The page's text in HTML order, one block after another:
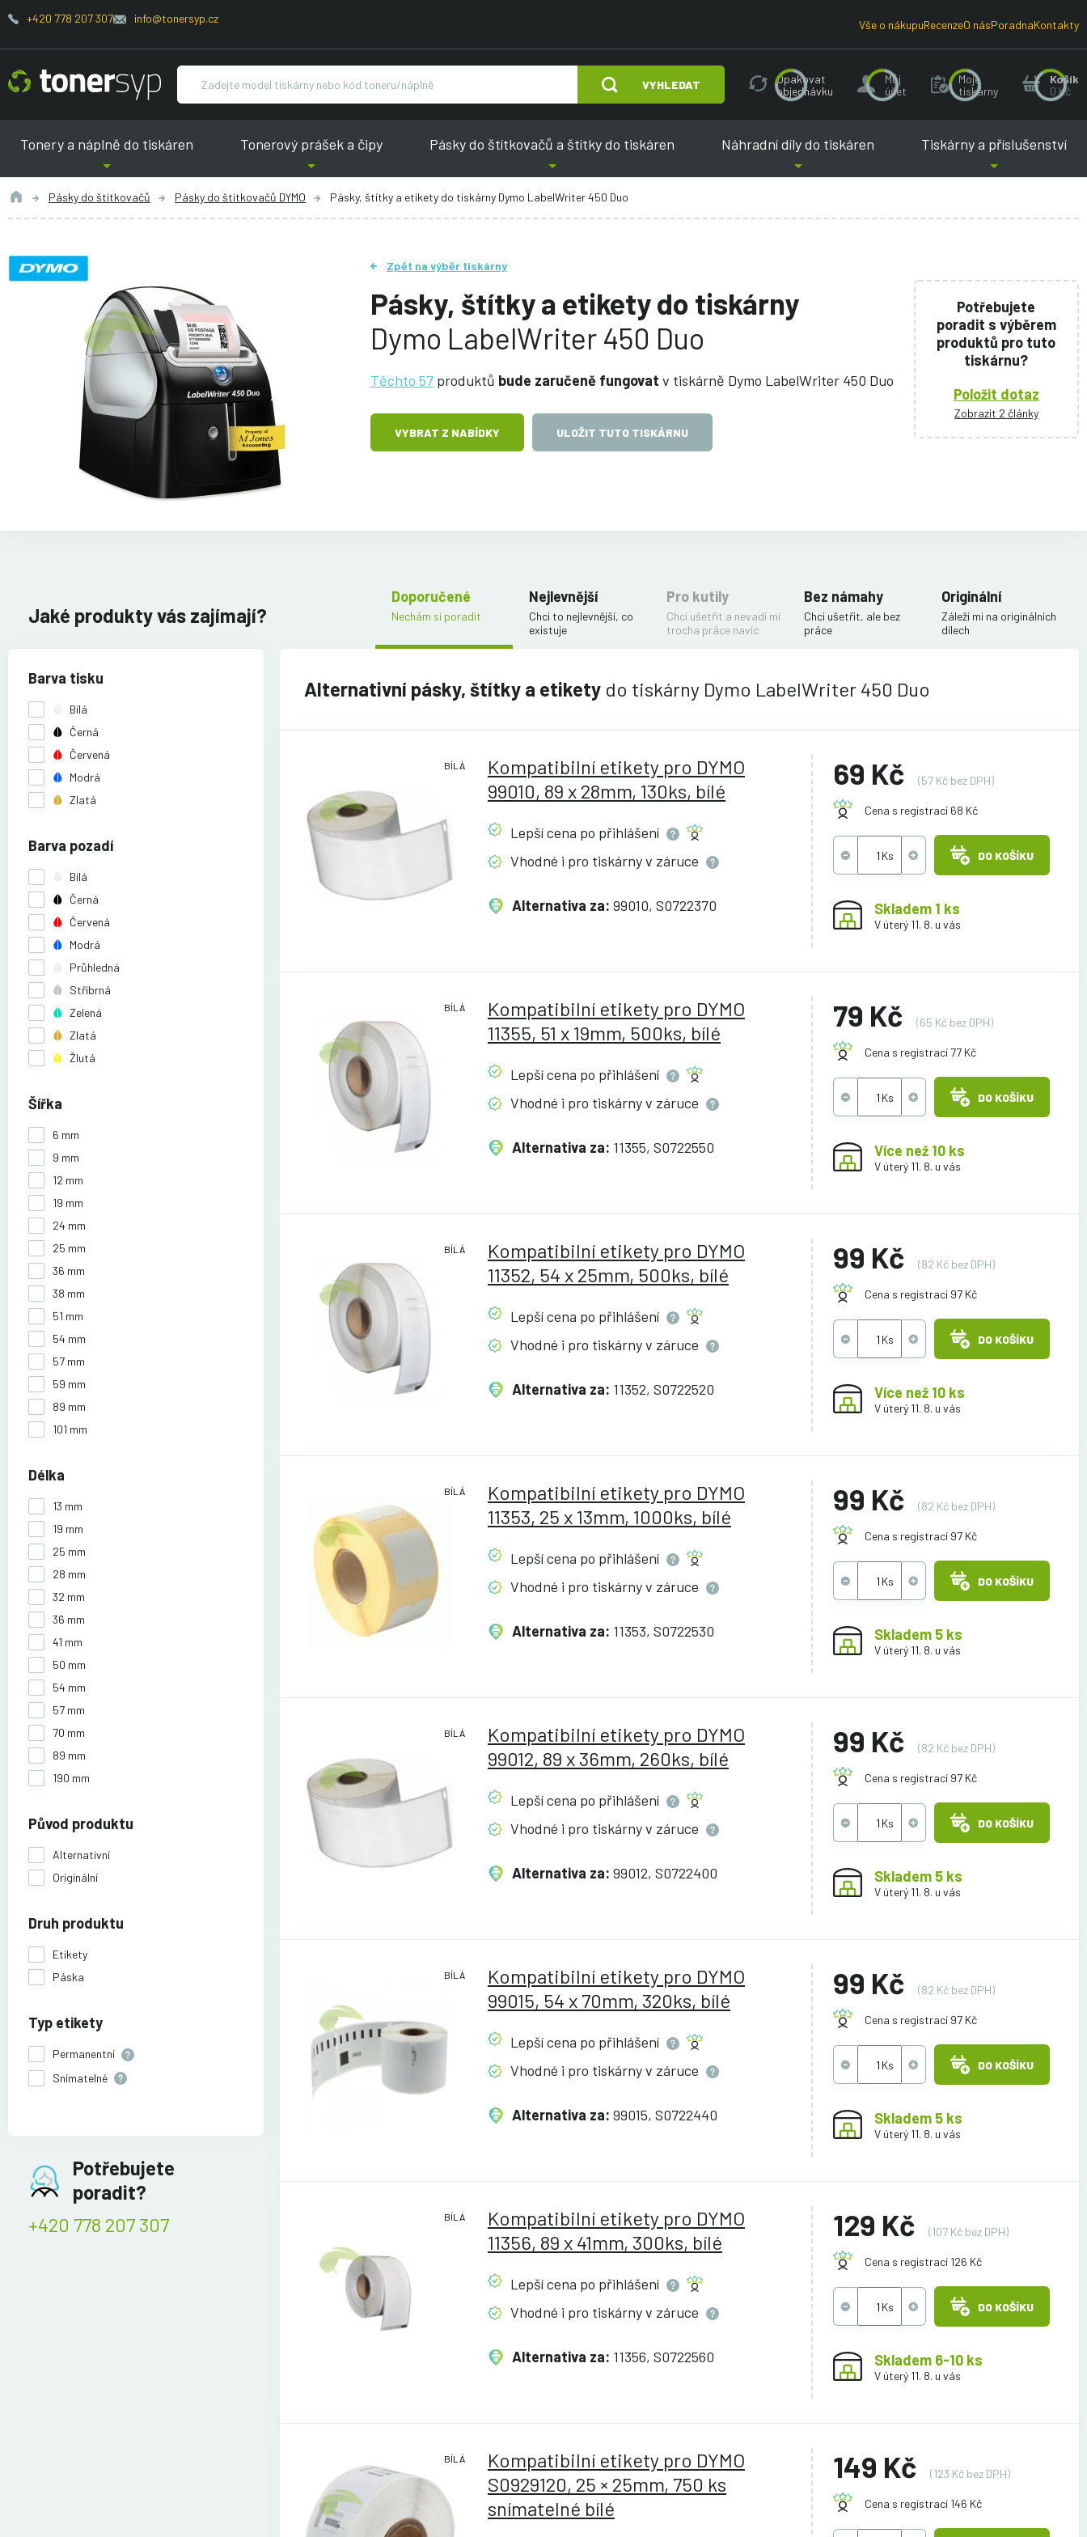
+420 778 207 307 info@tonersyp.cz Vše o nákupuRecenzeO násPoradnaKontakty
VYHLEDAT
Opakovat
objednávku
Můj
účet
Moje
tiskárny
Košík
0 Kč
Tonery a náplně do tiskáren Tonerový prášek a čipy Pásky do štítkovačů a štítky do tiskáren Náhradní díly do tiskáren Tiskárny a příslušenství
Pásky do štítkovačů Pásky do štítkovačů DYMO Pásky, štítky a etikety do tiskárny Dymo LabelWriter 450 Duo
Zpět na výběr tiskárny
Pásky, štítky a etikety do tiskárny
Dymo LabelWriter 450 Duo
Těchto 57produktů bude zaručeně fungovat v tiskárně Dymo LabelWriter 450 Duo
VYBRAT Z NABÍDKY ULOŽIT TUTO TISKÁRNU
Potřebujete
poradit s výběrem
produktů pro tuto
tiskárnu?
Položit dotaz
Zobrazit 2 články
Jaké produkty vás zajímají?
Barva tisku
Bílá
Černá
Červená
Modrá
Zlatá
Barva pozadí
Bílá
Černá
Červená
Modrá
Průhledná
Stříbrná
Zelená
Zlatá
Žlutá
Šířka
6 mm
9 mm
12 mm
19 mm
24 mm
25 mm
36 mm
38 mm
51 mm
54 mm
57 mm
59 mm
89 mm
101 mm
Délka
13 mm
19 mm
25 mm
28 mm
32 mm
36 mm
41 mm
50 mm
54 mm
57 mm
70 mm
89 mm
190 mm
Původ produktu
Alternativní
Originální
Druh produktu
Etikety
Páska
Typ etikety
Permanentní
Snímatelné
Potřebujete
poradit?
+420 778 207 307
Doporučené
Nechám si poradit
Nejlevnější
Chci to nejlevnější, co
existuje
Pro kutily
Chci ušetřit a nevadí mi
trocha práce navíc
Bez námahy
Chci ušetřit, ale bez
práce
Originální
Záleží mi na originálních
dílech
Alternativní pásky, štítky a etikety do tiskárny Dymo LabelWriter 450 Duo
BÍLÁ
Kompatibilní etikety pro DYMO
99010, 89 x 28mm, 130ks, bílé
Lepší cena po přihlášení
Vhodné i pro tiskárny v záruce
Alternativa za: 99010, S0722370
69 Kč (57 Kč bez DPH)
Cena s registrací 68 Kč
DO KOŠÍKU
Skladem 1 ks
V úterý 11. 8. u vás
BÍLÁ
Kompatibilní etikety pro DYMO
11355, 51 x 19mm, 500ks, bílé
Lepší cena po přihlášení
Vhodné i pro tiskárny v záruce
Alternativa za: 11355, S0722550
79 Kč (65 Kč bez DPH)
Cena s registrací 77 Kč
DO KOŠÍKU
Více než 10 ks
V úterý 11. 8. u vás
BÍLÁ
Kompatibilní etikety pro DYMO
11352, 54 x 25mm, 500ks, bílé
Lepší cena po přihlášení
Vhodné i pro tiskárny v záruce
Alternativa za: 11352, S0722520
99 Kč (82 Kč bez DPH)
Cena s registrací 97 Kč
DO KOŠÍKU
Více než 10 ks
V úterý 11. 8. u vás
BÍLÁ
Kompatibilní etikety pro DYMO
11353, 25 x 13mm, 1000ks, bílé
Lepší cena po přihlášení
Vhodné i pro tiskárny v záruce
Alternativa za: 11353, S0722530
99 Kč (82 Kč bez DPH)
Cena s registrací 97 Kč
DO KOŠÍKU
Skladem 5 ks
V úterý 11. 8. u vás
BÍLÁ
Kompatibilní etikety pro DYMO
99012, 89 x 36mm, 260ks, bílé
Lepší cena po přihlášení
Vhodné i pro tiskárny v záruce
Alternativa za: 99012, S0722400
99 Kč (82 Kč bez DPH)
Cena s registrací 97 Kč
DO KOŠÍKU
Skladem 5 ks
V úterý 11. 8. u vás
BÍLÁ
Kompatibilní etikety pro DYMO
99015, 54 x 70mm, 320ks, bílé
Lepší cena po přihlášení
Vhodné i pro tiskárny v záruce
Alternativa za: 99015, S0722440
99 Kč (82 Kč bez DPH)
Cena s registrací 97 Kč
DO KOŠÍKU
Skladem 5 ks
V úterý 11. 8. u vás
BÍLÁ
Kompatibilní etikety pro DYMO
11356, 89 x 41mm, 300ks, bílé
Lepší cena po přihlášení
Vhodné i pro tiskárny v záruce
Alternativa za: 11356, S0722560
129 Kč (107 Kč bez DPH)
Cena s registrací 126 Kč
DO KOŠÍKU
Skladem 6-10 ks
V úterý 11. 8. u vás
BÍLÁ
Kompatibilní etikety pro DYMO
S0929120, 25 × 25mm, 750 ks
snímatelné bílé
149 Kč (123 Kč bez DPH)
Cena s registrací 146 Kč